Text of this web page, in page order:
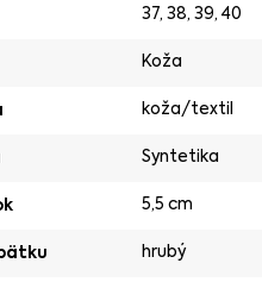
37,38,39,40
Koža
koža/textil
Syntetika
5,5 cm
hrubý